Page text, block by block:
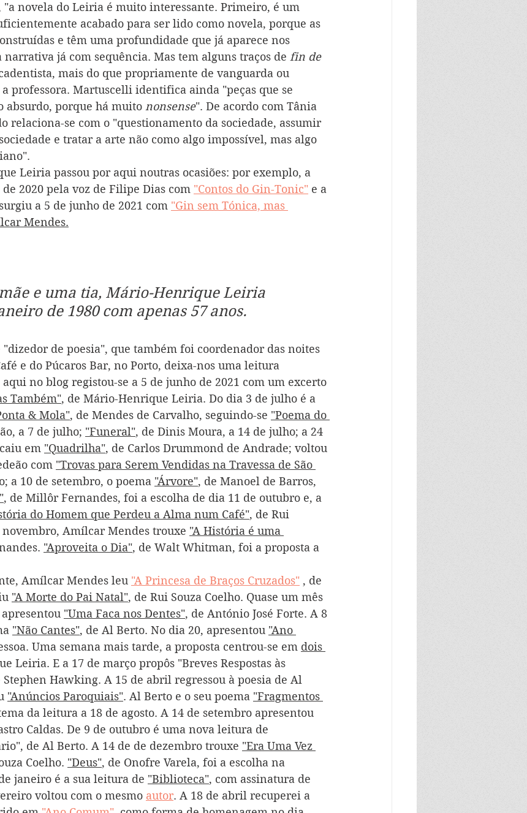
novela do Leiria é muito interessante. Primeiro, é um
acabado para ser lido como novela, porque as
e têm uma profundidade que já aparece nos
já com sequência. Mas tem alguns traços de fin de
mais do que propriamente de vanguarda ou
professora. Martuscelli identifica ainda "peças que se
absurdo, porque há muito nonsense". De acordo com Tânia
relaciona-se com o "questionamento da sociedade, assumir
e tratar a arte não como algo impossível, mas algo
Leiria passou por aqui noutras ocasiões: por exemplo, a
2020 pela voz de Filipe Dias com "Contos do Gin-Tonic" e a
a 5 de junho de 2021 com "Gin sem Tónica, mas
Mendes.
e uma tia, Mário-Henrique Leiria
de 1980 com apenas 57 anos.
de poesia", que também foi coordenador das noites
e do Púcaros Bar, no Porto, deixa-nos uma leitura
no blog registou-se a 5 de junho de 2021 com um excerto
Também", de Mário-Henrique Leiria. Do dia 3 de julho é a
& Mola", de Mendes de Carvalho, seguindo-se "Poema do
a 7 de julho; "Funeral", de Dinis Moura, a 14 de julho; a 24
em "Quadrilha", de Carlos Drummond de Andrade; voltou
com "Trovas para Serem Vendidas na Travessa de São
a 10 de setembro, o poema "Árvore", de Manoel de Barros,
, de Millôr Fernandes, foi a escolha de dia 11 de outubro e, a
do Homem que Perdeu a Alma num Café", de Rui
Amílcar Mendes trouxe "A História é uma
"Aproveita o Dia", de Walt Whitman, foi a proposta a
Amílcar Mendes leu "A Princesa de Braços Cruzados" , de
"A Morte do Pai Natal", de Rui Souza Coelho. Quase um mês
"Uma Faca nos Dentes", de António José Forte. A 8
"Não Cantes", de Al Berto. No dia 20, apresentou "Ano
Uma semana mais tarde, a proposta centrou-se em dois
Leiria. E a 17 de março propôs "Breves Respostas às
Stephen Hawking. A 15 de abril regressou à poesia de Al
"Anúncios Paroquiais". Al Berto e o seu poema "Fragmentos
da leitura a 18 de agosto. A 14 de setembro apresentou
Caldas. De 9 de outubro é uma nova leitura de
de Al Berto. A 14 de de dezembro trouxe "Era Uma Vez
Coelho. "Deus", de Onofre Varela, foi a escolha na
janeiro é a sua leitura de "Biblioteca", com assinatura de
voltou com o mesmo autor. A 18 de abril recuperei a